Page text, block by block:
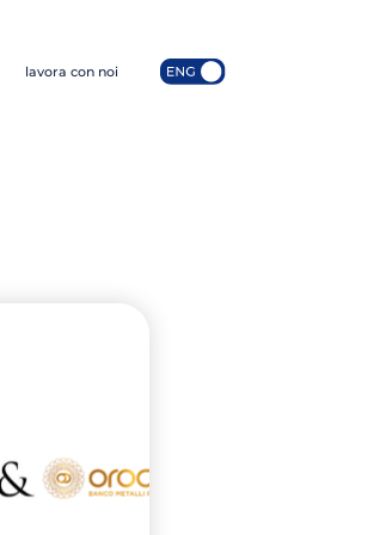
lavora con noi